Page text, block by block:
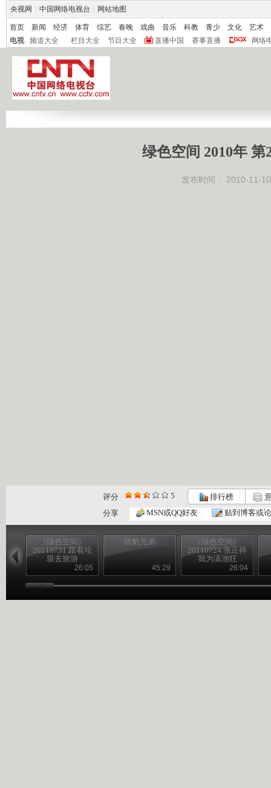
央视网 中国网络电视台 网站地图
首页 新闻 经济 体育 综艺 春晚 戏曲 音乐 科教 青少 文化
艺术
电视
频道大全 栏目大全 节目大全 直播中国 赛事直播 网络
绿色空间 2010年
发布时间： 2010-11-
评分 5 排行榜
分享
MSN或QQ好友 贴到博客或
《绿色空间》
20110731 跟着垃
圾去旅游
26:05
猎豹兄弟
45:29
《绿色空间》
20110724 张正祥
我为滇池狂
26:04